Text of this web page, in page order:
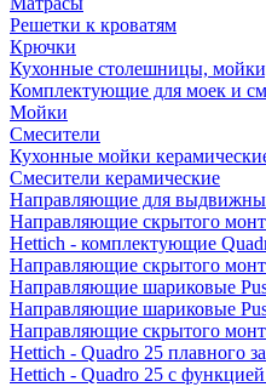
Решетки к кроватям
Крючки
Кухонные столешницы,
Комплектующие для моек и
Мойки
Смесители
Кухонные мойки
Смесители керамические
Направляющие для
Направляющие скрытого
Hettich - комплектующие
Направляющие скрытого
Направляющие шариковые
Направляющие шариковые
Направляющие скрытого
Hettich - Quadro 25 плавного
Hettich - Quadro 25 с